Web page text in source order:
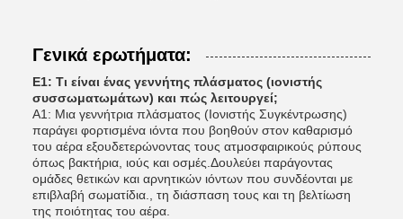
Γενικά ερωτήματα:
Ε1: Τι είναι ένας γεννήτης πλάσματος (ιονιστής
συσσωματωμάτων) και πώς λειτουργεί;
Α1: Μια γεννήτρια πλάσματος (Ιονιστής Συγκέντρωσης)
παράγει φορτισμένα ιόντα που βοηθούν στον καθαρισμό
του αέρα εξουδετερώνοντας τους ατμοσφαιρικούς ρύπους
όπως βακτήρια, ιούς και οσμές.Δουλεύει παράγοντας
ομάδες θετικών και αρνητικών ιόντων που συνδέονται με
επιβλαβή σωματίδια., τη διάσπαση τους και τη βελτίωση
της ποιότητας του αέρα.